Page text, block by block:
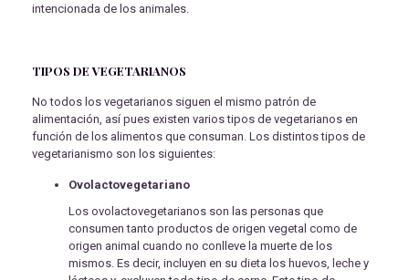
intencionada de los animales.
TIPOS DE VEGETARIANOS
No todos los vegetarianos siguen el mismo patrón de
alimentación, así pues existen varios tipos de vegetarianos en
función de los alimentos que consuman. Los distintos tipos de
vegetarianismo son los siguientes:
Ovolactovegetariano
Los ovolactovegetarianos son las personas que
consumen tanto productos de origen vegetal como de
origen animal cuando no conlleve la muerte de los
mismos. Es decir, incluyen en su dieta los huevos, leche y